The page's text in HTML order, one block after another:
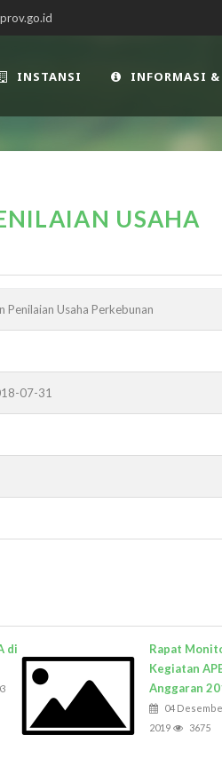
INSTANSI INFORMASI &
USAHA
Penilaian Usaha Perkebunan
07-31
di
Rapat
Kegiatan
Anggaran
04
2019
3675